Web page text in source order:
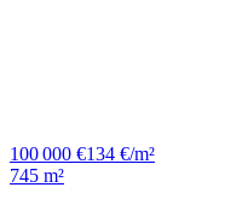
100 000 €134 €/m²
745 m²